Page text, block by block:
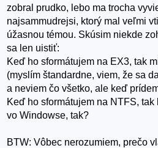
zobral prudko, lebo ma trocha
najsammudrejsi, ktorý mal veľmi
úžasnou témou. Skúsim niekde
sa len uistiť:
Keď ho sformátujem na EX3, tak
(myslím štandardne, viem, že sa
a neviem čo všetko, ale keď
Keď ho sformátujem na NTFS,
vo Windowse, tak?
BTW: Vôbec nerozumiem, prečo